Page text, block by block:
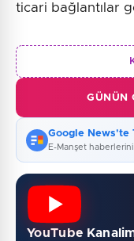
ticari bağlantılar
GÜNÜN
Google News'te
E-Manşet
YouTube